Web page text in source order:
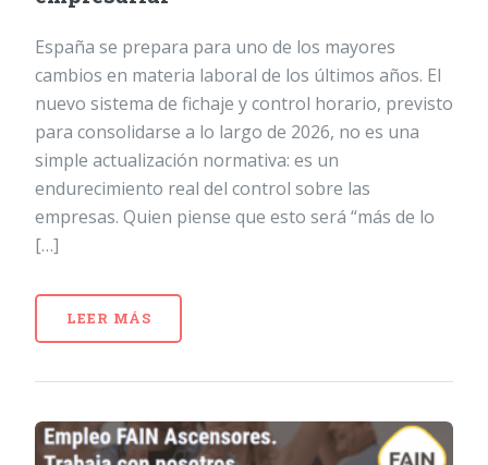
España se prepara para uno de los mayores
cambios en materia laboral de los últimos años. El
nuevo sistema de fichaje y control horario, previsto
para consolidarse a lo largo de 2026, no es una
simple actualización normativa: es un
endurecimiento real del control sobre las
empresas. Quien piense que esto será “más de lo
[…]
LEER MÁS